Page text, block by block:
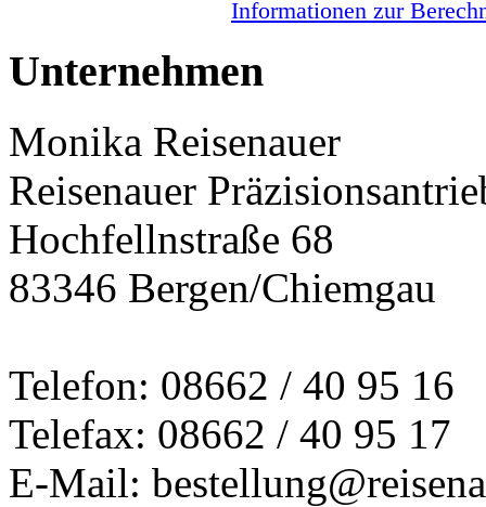
Informationen zur
Unternehmen
Monika Reisenauer
Reisenauer
Hochfellnstraße 68
83346 Bergen/Chiemgau
Telefon: 08662 / 40 95 16
Telefax: 08662 / 40 95 17
E-Mail: